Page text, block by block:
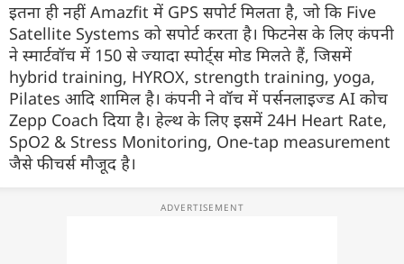
इतना ही नहीं Amazfit में GPS सपोर्ट मिलता है, जो कि Five
Satellite Systems को सपोर्ट करता है। फिटनेस के लिए कंपनी
ने स्मार्टवॉच में 150 से ज्यादा स्पोर्ट्स मोड मिलते हैं, जिसमें
hybrid training, HYROX, strength training, yoga,
Pilates आदि शामिल है। कंपनी ने वॉच में पर्सनलाइज्ड AI कोच
Zepp Coach दिया है। हेल्थ के लिए इसमें 24H Heart Rate,
SpO2 & Stress Monitoring, One-tap measurement
जैसे फीचर्स मौजूद है।